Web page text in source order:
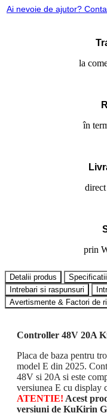
G2
Ai nevoie de ajutor?
la
în
prin
Detalii produs
Intrebari si raspunsuri
Avertismente & Factori de
Controller 48V 20A
Placa de baza pentru
model E din 2025.
48V si 20A si este
versiunea E cu display
ATENTIE! Acest
versiuni de KuKirin